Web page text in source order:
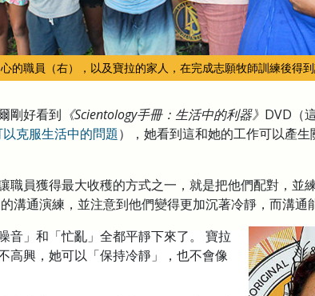
的職員（右），以及寶拉的家人，在完成志願牧師訓練後得
剛好看到 《Scientology手冊：生活中的利器》 DVD（
克服生活中的問題），她看到這和她的工作可以產
職員獲得最大收穫的方式之一，就是把他們配對，並
溝通演練，並注意到他們變得更加沉著冷靜，而溝通
音」和「忙亂」全都平靜下來了。 寶拉
高興，她可以「保持冷靜」，也不會像